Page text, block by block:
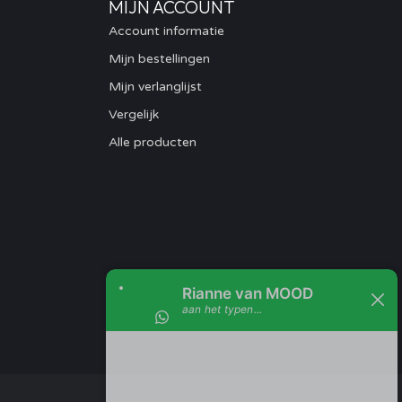
MIJN ACCOUNT
Account informatie
Mijn bestellingen
Mijn verlanglijst
Vergelijk
Alle producten